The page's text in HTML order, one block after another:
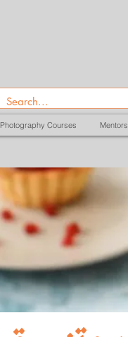
Photography Courses